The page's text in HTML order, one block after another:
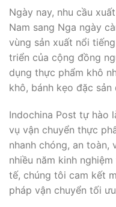
Ngày nay, nhu cầu
Nam sang Nga ngày
vùng sản xuất nổi
triển của cộng đồng
dụng thực phẩm khô
khô, bánh kẹo đặc
Indochina Post tự hào
vụ vận chuyển thực
nhanh chóng, an toàn,
nhiều năm kinh
tế, chúng tôi cam kết
pháp vận chuyển tối